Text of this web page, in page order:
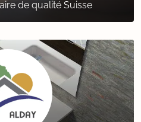
de qualité Suisse